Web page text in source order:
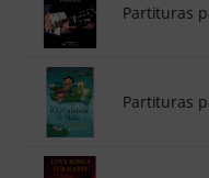
Partituras
Partituras